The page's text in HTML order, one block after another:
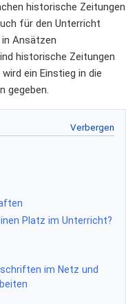
historische Zeitungen
für den Unterricht
Ansätzen
historische Zeitungen
ein Einstieg in die
gegeben.
Platz im Unterricht?
im Netz und